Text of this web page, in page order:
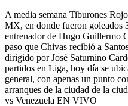
A media semana Tiburones
MX, en donde fueron goleados
entrenador de Hugo Guillermo
paso que Chivas recibió a
dirigido por José Saturnino
partidos en Liga, hoy día se
general, con apenas un punto
arranques de la ciudad de la
vs Venezuela EN VIVO